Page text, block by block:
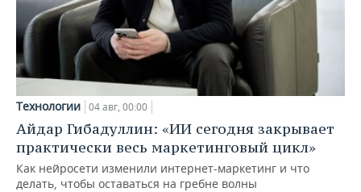
Технологии 04 авг, 00:00
Айдар Гибадуллин: «ИИ сегодня закрывает
практически весь маркетинговый цикл»
Как нейросети изменили интернет-маркетинг и что
делать, чтобы оставаться на гребне волны